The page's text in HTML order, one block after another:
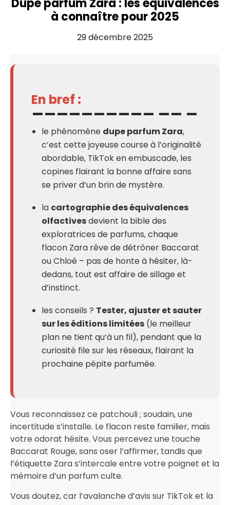
à connaître pour 2025
29 décembre 2025
En bref :
le phénomène dupe parfum Zara,
c’est cette joyeuse course à l’originalité
abordable, TikTok en embuscade, les
copines flairant la bonne affaire sans
se priver d’un brin de mystère.
la cartographie des équivalences
olfactivesdevient la bible des
exploratrices de parfums, chaque
flacon Zara rêve de détrôner Baccarat
ou Chloé – pas de honte à hésiter, là-
dedans, tout est affaire de sillage et
d’instinct.
les conseils ? Tester, ajuster et sauter
sur les éditions limitées (le meilleur
plan ne tient qu’à un fil), pendant que la
curiosité file sur les réseaux, flairant la
prochaine pépite parfumée.
Vous reconnaissez ce patchouli ; soudain, une
incertitude s’installe. Le flacon reste familier, mais
votre odorat hésite. Vous percevez une touche
Baccarat Rouge, sans oser l’affirmer, tandis que
l’étiquette Zara s’intercale entre votre poignet et la
mémoire d’un parfum culte.
Vous doutez, car l’avalanche d’avis sur TikTok et la